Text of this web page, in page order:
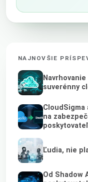
NAJNOVŠIE
suverénny
na
Ľudia, nie
Od Shadow